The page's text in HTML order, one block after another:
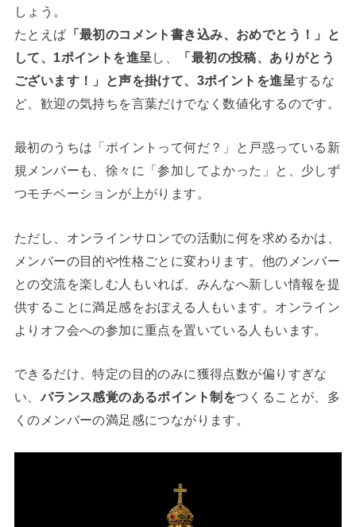
しょう。
たとえば 「最初のコメント書き込み、おめでとう！」と
して、1ポイントを進呈 し、
「最初の投稿、ありがとう
ございます！」と声を掛けて、3ポイントを進呈するな
ど、歓迎の気持ちを言葉だけでなく数値化するのです。
最初のうちは「ポイントって何だ？」と戸惑っている新
規メンバーも、徐々に「参加してよかった」と、少しず
つモチベーションが上がります。
ただし、オンラインサロンでの活動に何を求めるかは、
メンバーの目的や性格ごとに変わります。他のメンバー
との交流を楽しむ人もいれば、みんなへ新しい情報を提
供することに満足感をおぼえる人もいます。オンライン
よりオフ会への参加に重点を置いている人もいます。
できるだけ、特定の目的のみに獲得点数が偏りすぎな
い、バランス感覚のあるポイント制をつくることが、多
くのメンバーの満足感につながります。